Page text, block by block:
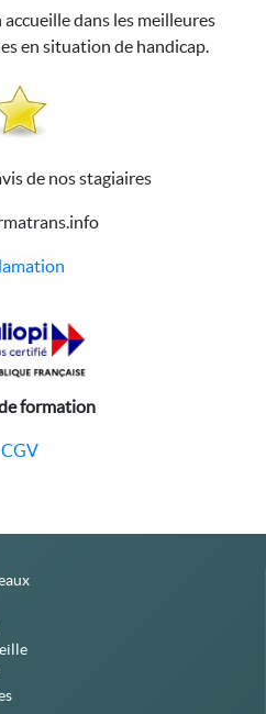
dans les meilleures
en situation de handicap.
de nos stagiaires
formation
CGV